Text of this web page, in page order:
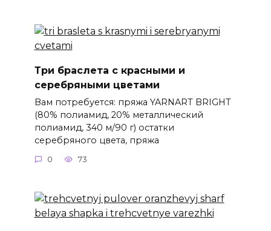
Три браслета с красными и
серебряными цветами
Вам потребуется: пряжа YARNART BRIGHT
(80% полиамид, 20% металлический
полиамид, 340 м/90 г) остатки
серебряного цвета, пряжа
0 73